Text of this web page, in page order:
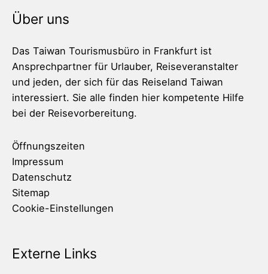
Über uns
Das Taiwan Tourismusbüro in Frankfurt ist
Ansprechpartner für Urlauber, Reiseveranstalter
und jeden, der sich für das Reiseland Taiwan
interessiert. Sie alle finden hier kompetente Hilfe
bei der Reisevorbereitung.
Öffnungszeiten
Impressum
Datenschutz
Sitemap
Cookie-Einstellungen
Externe Links